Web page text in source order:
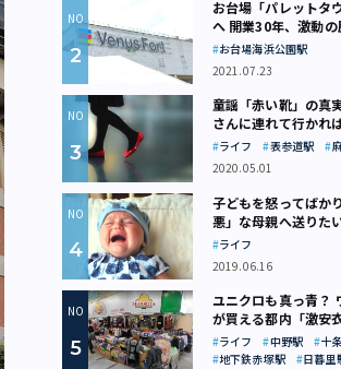
お台場「パレットタ
へ 開業30年、激動
お台場海浜公園駅
2021.07.23
童謡「赤い靴」の真
さんに連れて行かれ
ライフ 表参道駅
2020.05.01
子どもを怒ってばか
悪」な母親へ送りた
ろの処方箋
ライフ
2019.06.16
ユニクロも真っ青？
が買える都内「激安
ライフ 中野駅
十
地下鉄赤塚駅
日暮里